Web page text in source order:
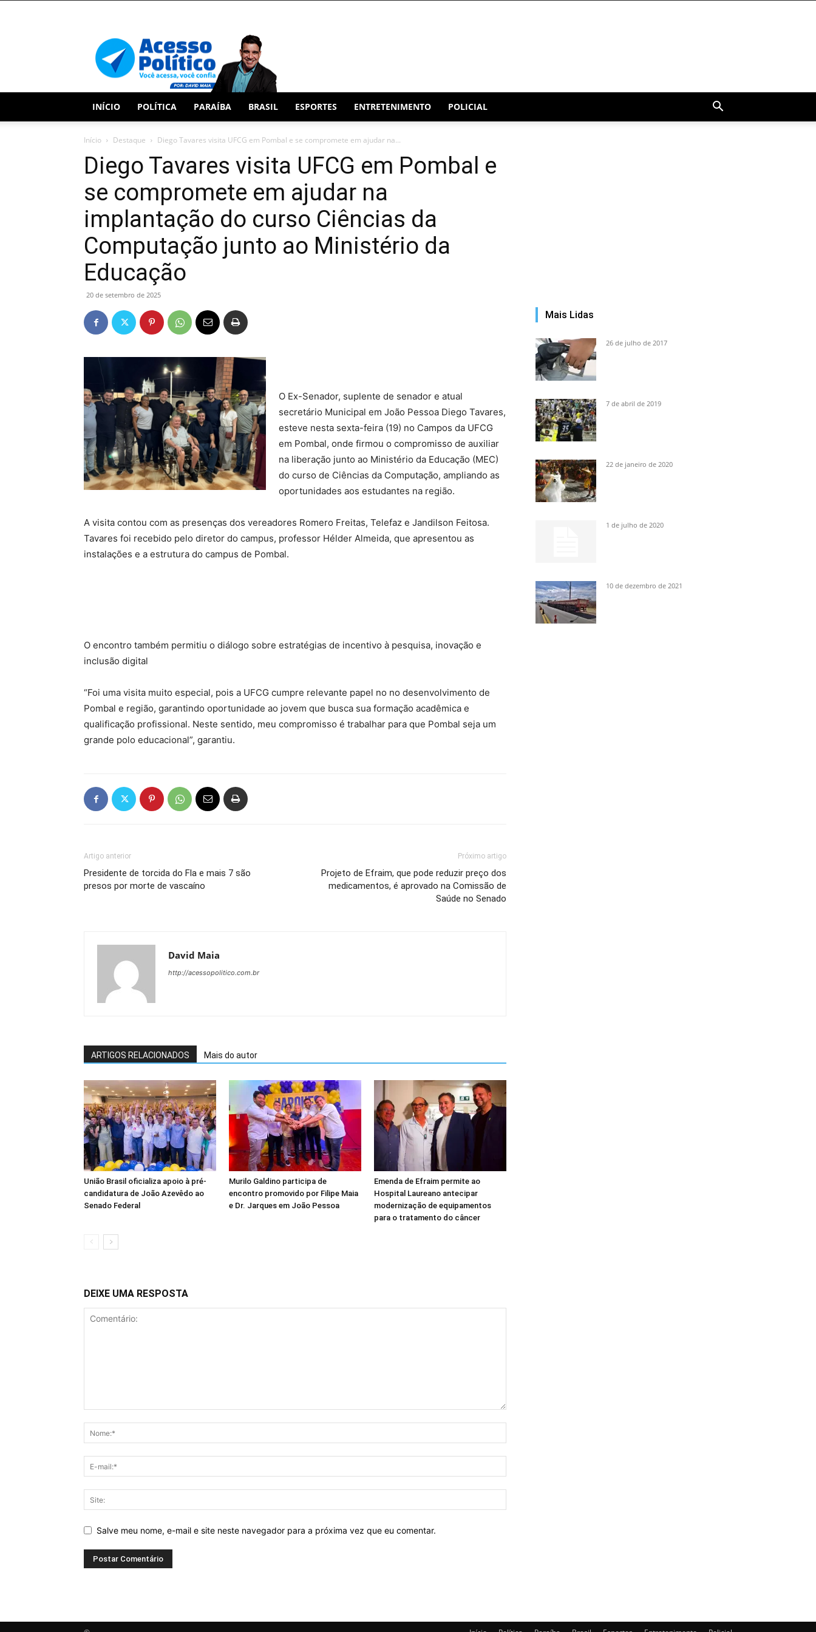
INÍCIO POLÍTICA PARAÍBA BRASIL ESPORTES ENTRETENIMENTO POLICIAL
Início Destaque Diego Tavares visita UFCG em Pombal e se compromete em ajudar na...
Diego Tavares visita UFCG em Pombal e
se compromete em ajudar na
implantação do curso Ciências da
Computação junto ao Ministério da
Educação
20 de setembro de 2025
O Ex-Senador, suplente de senador e atual
secretário Municipal em João Pessoa Diego Tavares,
esteve nesta sexta-feira (19) no Campos da UFCG
em Pombal, onde firmou o compromisso de auxiliar
na liberação junto ao Ministério da Educação (MEC)
do curso de Ciências da Computação, ampliando as
oportunidades aos estudantes na região.
A visita contou com as presenças dos vereadores Romero Freitas, Telefaz e Jandilson Feitosa.
Tavares foi recebido pelo diretor do campus, professor Hélder Almeida, que apresentou as
instalações e a estrutura do campus de Pombal.
O encontro também permitiu o diálogo sobre estratégias de incentivo à pesquisa, inovação e
inclusão digital
“Foi uma visita muito especial, pois a UFCG cumpre relevante papel no no desenvolvimento de
Pombal e região, garantindo oportunidade ao jovem que busca sua formação acadêmica e
qualificação profissional. Neste sentido, meu compromisso é trabalhar para que Pombal seja um
grande polo educacional”, garantiu.
Artigo anterior
Presidente de torcida do Fla e mais 7 são
presos por morte de vascaíno
Próximo artigo
Projeto de Efraim, que pode reduzir preço dos
medicamentos, é aprovado na Comissão de
Saúde no Senado
David Maia
http://acessopolitico.com.br
ARTIGOS RELACIONADOS Mais do autor
União Brasil oficializa apoio à pré-
candidatura de João Azevêdo ao
Senado Federal
Murilo Galdino participa de
encontro promovido por Filipe Maia
e Dr. Jarques em João Pessoa
Emenda de Efraim permite ao
Hospital Laureano antecipar
modernização de equipamentos
para o tratamento do câncer
DEIXE UMA RESPOSTA
Salve meu nome, e-mail e site neste navegador para a próxima vez que eu comentar.
Mais Lidas
26 de julho de 2017
7 de abril de 2019
22 de janeiro de 2020
1 de julho de 2020
10 de dezembro de 2021